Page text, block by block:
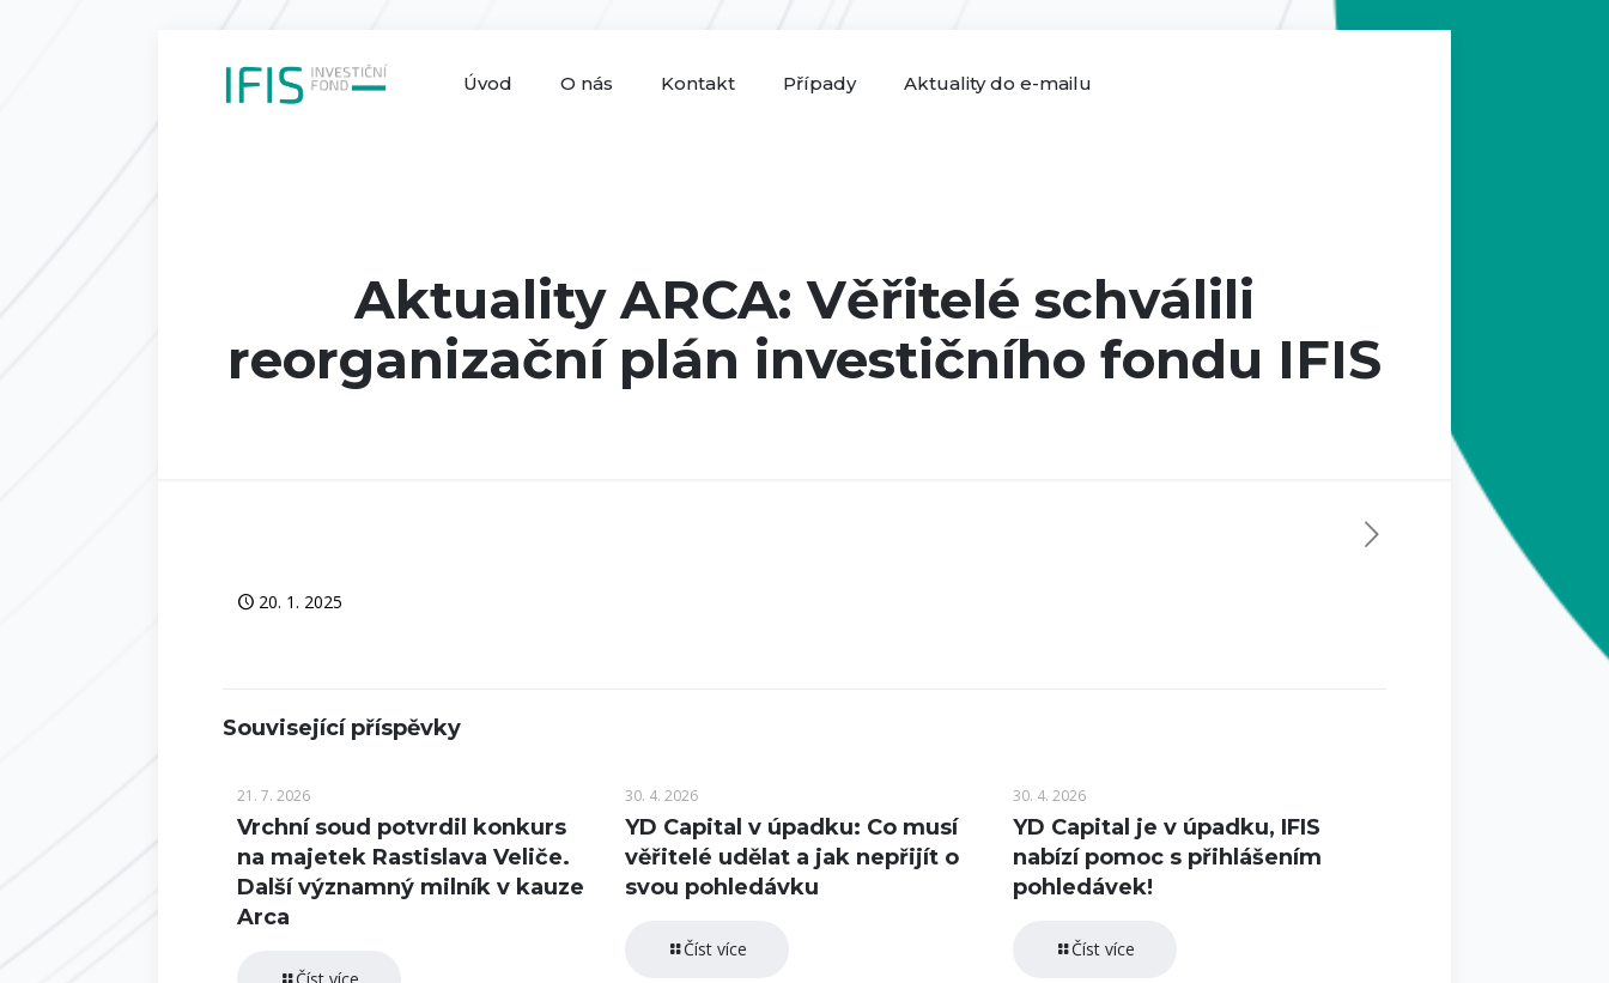
Úvod O nás Kontakt Případy Aktuality do e-mailu
Aktuality ARCA: Věřitelé schválili
reorganizační plán investičního fondu IFIS
20. 1. 2025
Související příspěvky
21. 7. 2026
Vrchní soud potvrdil konkurs
na majetek Rastislava Veliče.
Další významný milník v kauze
Arca
30. 4. 2026
YD Capital v úpadku: Co musí
věřitelé udělat a jak nepřijít o
svou pohledávku
Číst více
30. 4. 2026
YD Capital je v úpadku, IFIS
nabízí pomoc s přihlášením
pohledávek!
Číst více